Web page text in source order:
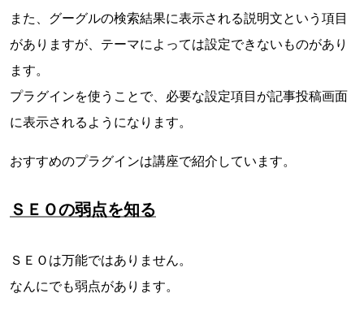
また、グーグルの検索結果に表示される説明文という項目
がありますが、テーマによっては設定できないものがあり
ます。
プラグインを使うことで、必要な設定項目が記事投稿画面
に表示されるようになります。
おすすめのプラグインは講座で紹介しています。
ＳＥＯの弱点を知る
ＳＥＯは万能ではありません。
なんにでも弱点があります。